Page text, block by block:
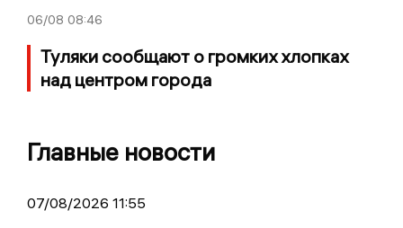
06/08 08:46
Туляки сообщают о громких хлопках
над центром города
Главные новости
07/08/2026 11:55